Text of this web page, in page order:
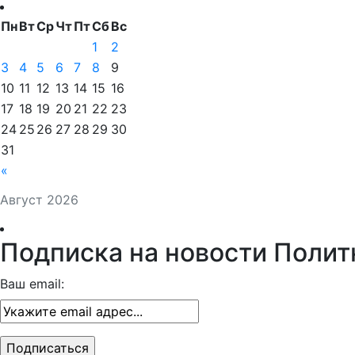
Август 2026
ПнВтСрЧтПтСбВс
«
1
2
3
4 5 6 7 8
9
10 11 12 13 14 15 16
17 18 19 20 21 22 23
24 25 26 27 28 29 30
31
Подписка на новости
Ваш email: